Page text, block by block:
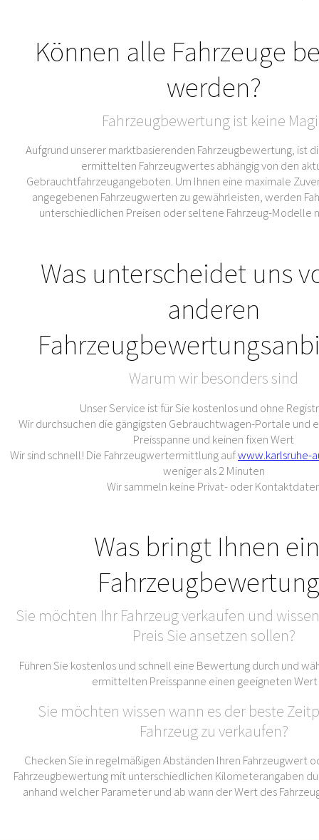
Können alle Fahrzeuge
werden?
Fahrzeugbewertung ist keine
Aufgrund unserer marktbasierenden Fahrzeugbewertung, ist
ermittelten Fahrzeugwertes abhängig von den
Gebrauchtfahrzeugangeboten. Um Ihnen eine maximale
angegebenen Fahrzeugwerten zu gewährleisten, werden
unterschiedlichen Preisen oder seltene Fahrzeug-
Was unterscheidet uns
anderen
Warum wir besonders sind
Unser Service ist für Sie kostenlos und ohne
Wir durchsuchen die gängigsten Gebrauchtwagen-Portale und
Preisspanne und keinen fixen Wert
Wir sind schnell! Die Fahrzeugwertermittlung aufwww.karlsruhe-
weniger als 2 Minuten
Wir sammeln keine Privat- oder
Was bringt Ihnen
Sie möchten Ihr Fahrzeug verkaufen und
Preis Sie ansetzen sollen?
Führen Sie kostenlos und schnell eine Bewertung durch und
ermittelten Preisspanne einen geeigneten Wert
Sie möchten wissen wann es der beste
Fahrzeug zu verkaufen?
Checken Sie in regelmäßigen Abständen Ihren Fahrzeugwert
Fahrzeugbewertung mit unterschiedlichen Kilometerangaben
anhand welcher Parameter und ab wann der Wert des